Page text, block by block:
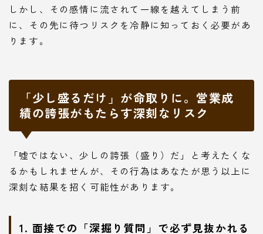
しかし、その感情に流されて一線を越えてしまう前
に、その先に待つリスクを冷静に知っておく必要があ
ります。
「少し盛るだけ」が命取りに。営業成
績の誇張がもたらす深刻なリスク
「嘘ではない、少しの誇張（盛り）だ」と考えたくな
るかもしれませんが、その行為はあなたが思う以上に
深刻な結果を招く可能性があります。
1. 面接での「深掘り質問」で必ず見抜かれる